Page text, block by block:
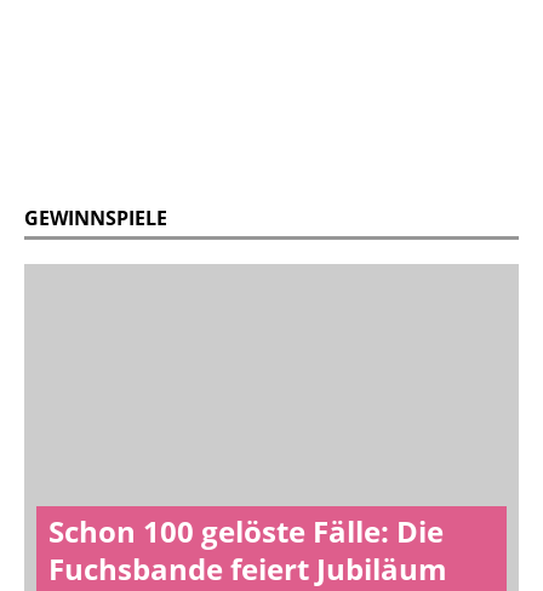
GEWINNSPIELE
Schon 100 gelöste Fälle: Die
Fuchsbande feiert Jubiläum